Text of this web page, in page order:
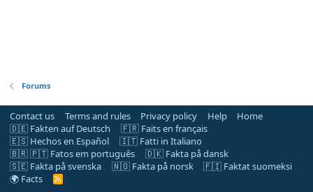
Forums
Contact us Terms and rules Privacy policy Help
Home
🇩🇪 Fakten auf Deutsch
🇫🇷 Faits en français
🇪🇸 Hechos en Español
🇮🇹 Fatti in Italiano
🇧🇷 🇵🇹 Fatos em português
🇩🇰 Fakta på dansk
🇸🇪 Fakta på svenska
🇳🇴 Fakta på norsk
🇫🇮 Faktat suomeksi
🌍 Facts
R